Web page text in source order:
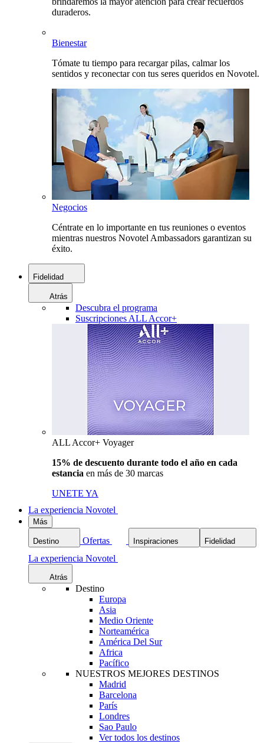
duraderos.
Bienestar
Tómate tu tiempo para recargar pilas, calmar los
sentidos y reconectar con tus seres queridos en Novotel.
Negocios
Céntrate en lo importante en tus reuniones o eventos
mientras nuestros Novotel Ambassadors garantizan su
éxito.
Fidelidad
Atrás
Descubra el programa
Suscripciones ALL Accor+
ALL Accor+ Voyager
15% de descuento durante todo el año en cada
estancia en más de 30 marcas
UNETE YA
La experiencia Novotel
Más
Destino Ofertas Inspiraciones Fidelidad
La experiencia Novotel
Atrás
Destino
Europa
Asia
Medio Oriente
Norteamérica
América Del Sur
Africa
Pacífico
NUESTROS MEJORES DESTINOS
Madrid
Barcelona
París
Londres
Sao Paulo
Ver todos los destinos